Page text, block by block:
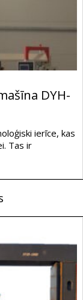
DYH-
ierīce, kas
Tas ir